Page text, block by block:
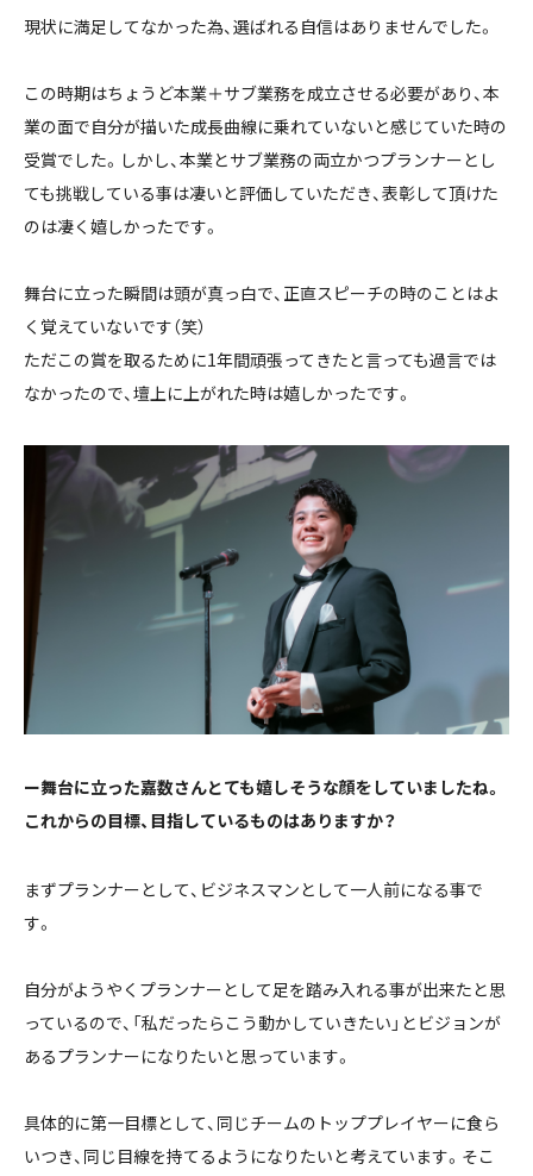
現状に満足してなかった為、選ばれる自信はありませんでした。
この時期はちょうど本業＋サブ業務を成立させる必要があり、本
業の面で自分が描いた成長曲線に乗れていないと感じていた時の
受賞でした。しかし、本業とサブ業務の両立かつプランナーとし
ても挑戦している事は凄いと評価していただき、表彰して頂けた
のは凄く嬉しかったです。
舞台に立った瞬間は頭が真っ白で、正直スピーチの時のことはよ
く覚えていないです（笑）
ただこの賞を取るために1年間頑張ってきたと言っても過言では
なかったので、壇上に上がれた時は嬉しかったです。
ー舞台に立った嘉数さんとても嬉しそうな顔をしていましたね。
これからの目標、目指しているものはありますか？
まずプランナーとして、ビジネスマンとして一人前になる事で
す。
自分がようやくプランナーとして足を踏み入れる事が出来たと思
っているので、「私だったらこう動かしていきたい」とビジョンが
あるプランナーになりたいと思っています。
具体的に第一目標として、同じチームのトッププレイヤーに食ら
いつき、同じ目線を持てるようになりたいと考えています。そこ